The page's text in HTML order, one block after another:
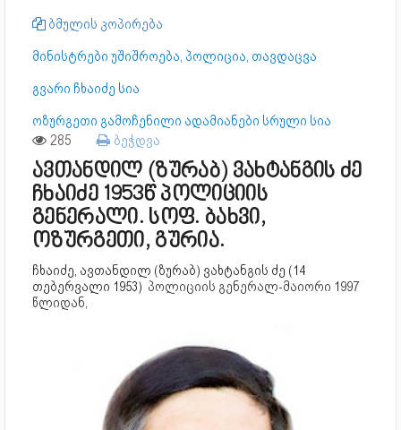
ბმულის კოპირება
მინისტრები უშიშროება, პოლიცია, თავდაცვა
გვარი ჩხაიძე სია
ოზურგეთი გამოჩენილი ადამიანები სრული სია
285 ბეჭდვა
ავთანდილ (ზურაბ) ვახტანგის ძე
ჩხაიძე 1953წ პოლიციის
გენერალი. სოფ. ბახვი,
ოზურგეთი, გურია.
ჩხაიძე, ავთანდილ (ზურაბ) ვახტანგის ძე (14
თებერვალი 1953) პოლიციის გენერალ-მაიორი 1997
წლიდან,